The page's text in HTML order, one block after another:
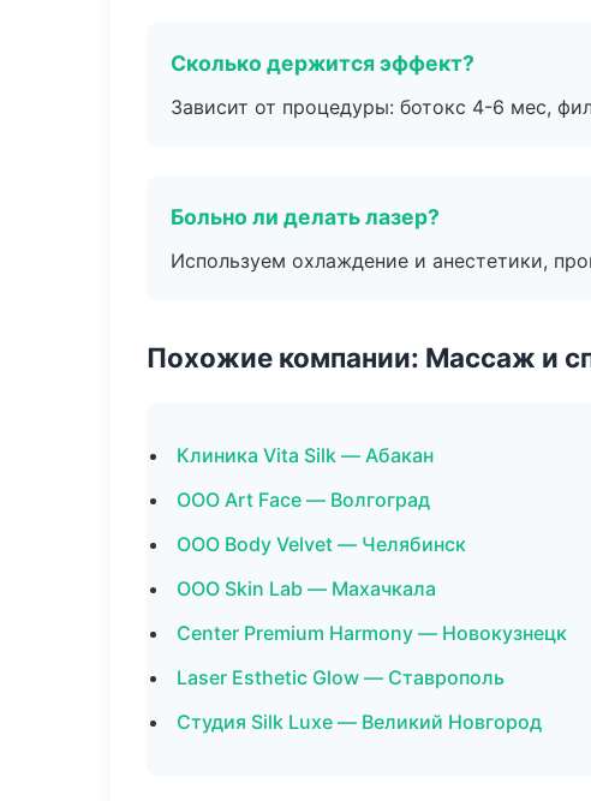
Сколько держится эффект?
Зависит от процедуры: ботокс 4-6 мес,
Больно ли делать лазер?
Используем охлаждение и анестетики,
Похожие компании: Массаж и
Клиника Vita Silk — Абакан
ООО Art Face — Волгоград
ООО Body Velvet — Челябинск
ООО Skin Lab — Махачкала
Center Premium Harmony — Новокузнецк
Laser Esthetic Glow — Ставрополь
Студия Silk Luxe — Великий Новгород